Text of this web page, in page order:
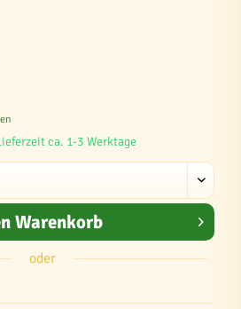
ca. 1-3 Werktage
Warenkorb
oder